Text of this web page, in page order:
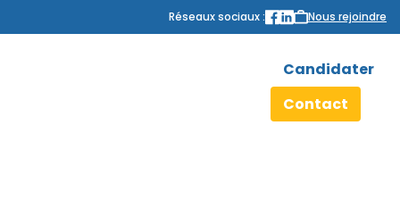
Réseaux sociaux : Nous rejoindre
Candidater
Contact